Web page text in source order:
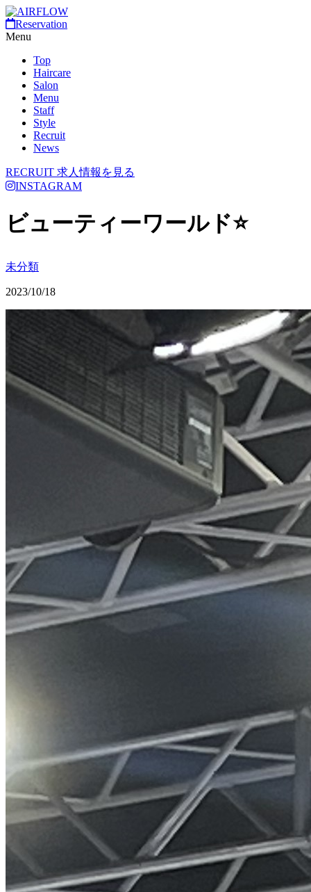
Reservation
Menu
Top
Haircare
Salon
Menu
Staff
Style
Recruit
News
RECRUIT 求人情報を見る
INSTAGRAM
ビューティーワールド⭐️
未分類
2023/10/18